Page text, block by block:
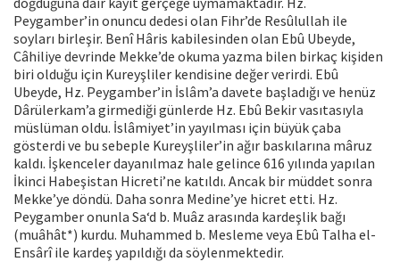
Peygamber’in onuncu dedesi olan Fihr’de Resûlullah ile
soyları birleşir. Benî Hâris kabilesinden olan Ebû Ubeyde,
Câhiliye devrinde Mekke’de okuma yazma bilen birkaç kişiden
biri olduğu için Kureyşliler kendisine değer verirdi. Ebû
Ubeyde, Hz. Peygamber’in İslâm’a davete başladığı ve henüz
Dârülerkam’a girmediği günlerde Hz. Ebû Bekir vasıtasıyla
müslüman oldu. İslâmiyet’in yayılması için büyük çaba
gösterdi ve bu sebeple Kureyşliler’in ağır baskılarına mâruz
kaldı. İşkenceler dayanılmaz hale gelince 616 yılında yapılan
İkinci Habeşistan Hicreti’ne katıldı. Ancak bir müddet sonra
Mekke’ye döndü. Daha sonra Medine’ye hicret etti. Hz.
Peygamber onunla Sa‘d b. Muâz arasında kardeşlik bağı
(muâhât*) kurdu. Muhammed b. Mesleme veya Ebû Talha el-
Ensârî ile kardeş yapıldığı da söylenmektedir.